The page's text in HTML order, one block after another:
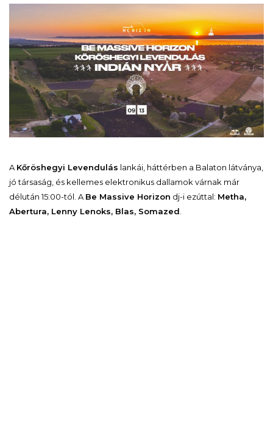
A Kőröshegyi Levendulás lankái, háttérben a Balaton látványa,
jó társaság, és kellemes elektronikus dallamok várnak már
délután 15:00-tól. A Be Massive Horizon dj-i ezúttal: Metha,
Abertura, Lenny Lenoks, Blas, Somazed